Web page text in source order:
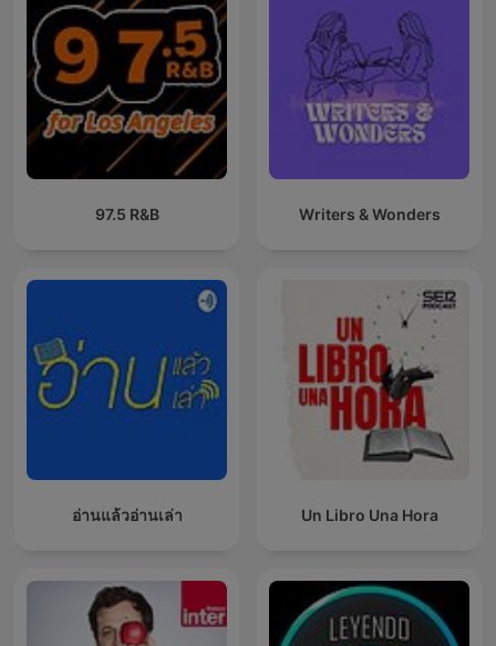
97.5 R&B Writers & Wonders
อ่านแล้วอ่านเล่า Un Libro Una Hora